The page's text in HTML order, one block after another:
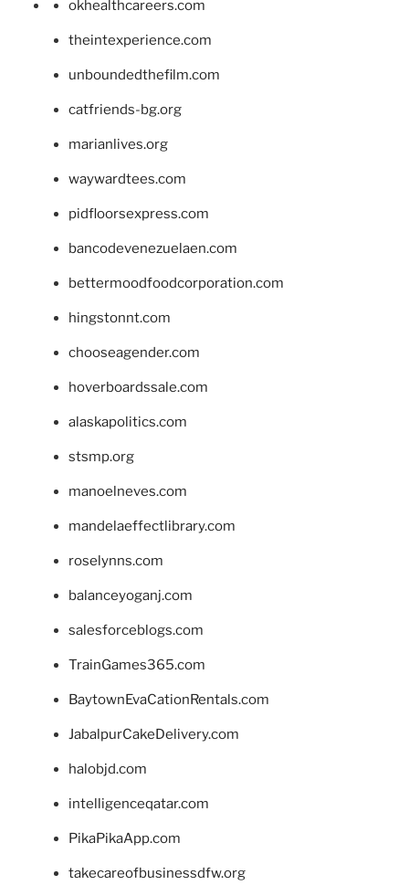
okhealthcareers.com
theintexperience.com
unboundedthefilm.com
catfriends-bg.org
marianlives.org
waywardtees.com
pidfloorsexpress.com
bancodevenezuelaen.com
bettermoodfoodcorporation.com
hingstonnt.com
chooseagender.com
hoverboardssale.com
alaskapolitics.com
stsmp.org
manoelneves.com
mandelaeffectlibrary.com
roselynns.com
balanceyoganj.com
salesforceblogs.com
TrainGames365.com
BaytownEvaCationRentals.com
JabalpurCakeDelivery.com
halobjd.com
intelligenceqatar.com
PikaPikaApp.com
takecareofbusinessdfw.org